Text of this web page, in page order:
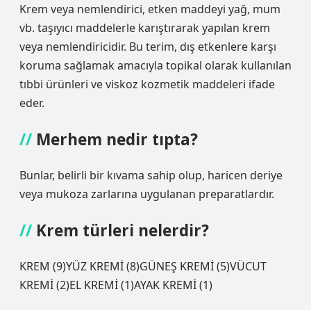
Krem veya nemlendirici, etken maddeyi yağ, mum
vb. taşıyıcı maddelerle karıştırarak yapılan krem ​​
veya nemlendiricidir. Bu terim, dış etkenlere karşı
koruma sağlamak amacıyla topikal olarak kullanılan
tıbbi ürünleri ve viskoz kozmetik maddeleri ifade
eder.
Merhem nedir tıpta?
Bunlar, belirli bir kıvama sahip olup, haricen deriye
veya mukoza zarlarına uygulanan preparatlardır.
Krem türleri nelerdir?
KREM (9)YÜZ KREMİ (8)GÜNEŞ KREMİ (5)VÜCUT
KREMİ (2)EL KREMİ (1)AYAK KREMİ (1)